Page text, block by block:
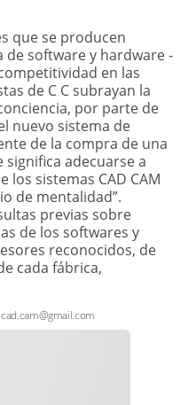
que se producen
software y hardware -
en las
de C C subrayan la
por parte de
nuevo sistema de
de la compra de una
adecuarse a
los sistemas CAD CAM
de mentalidad”.
previas sobre
de los softwares y
reconocidos, de
cada fábrica,